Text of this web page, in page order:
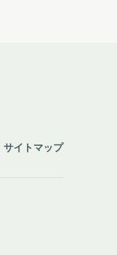
サイトマップ